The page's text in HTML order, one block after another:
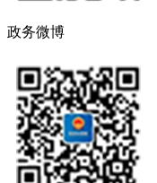
政务微博